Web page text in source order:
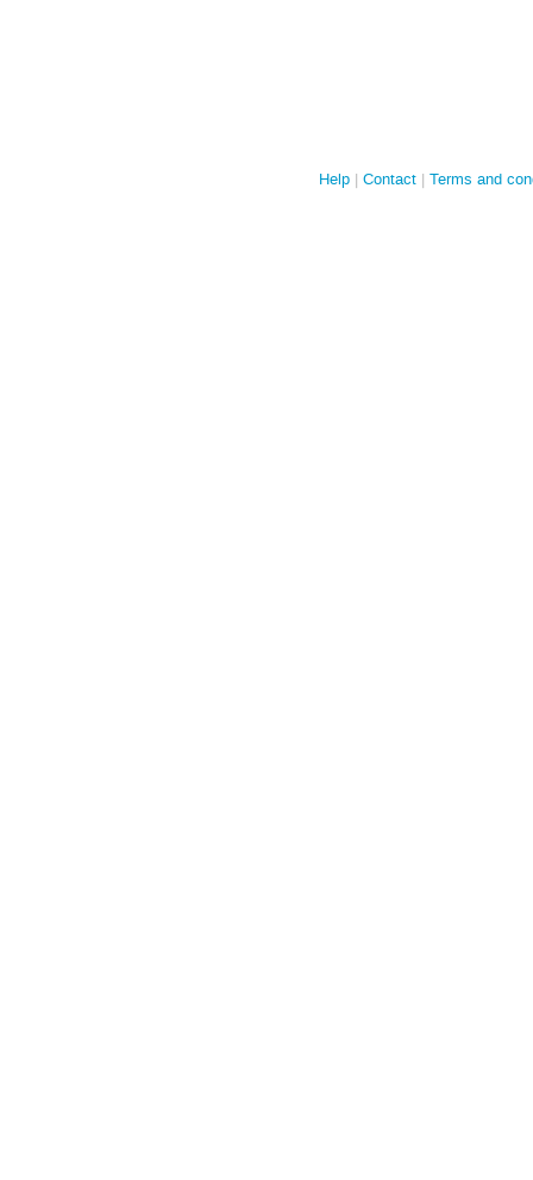
Help Contact Terms and